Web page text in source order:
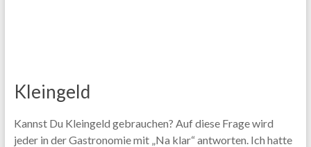
Kleingeld
Kannst Du Kleingeld gebrauchen? Auf diese Frage wird
jeder in der Gastronomie mit „Na klar“ antworten. Ich hatte